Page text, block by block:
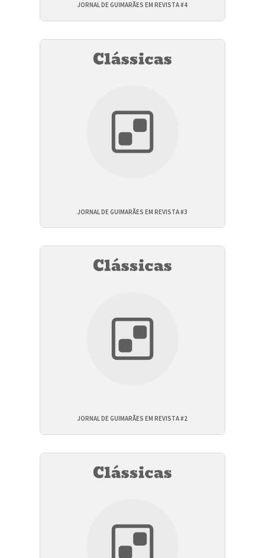
JORNAL DE GUIMARÃES EM REVISTA #4
JORNAL DE GUIMARÃES EM REVISTA #3
JORNAL DE GUIMARÃES EM REVISTA #2